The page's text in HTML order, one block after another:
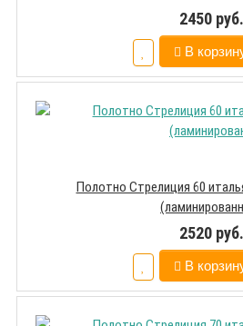
2450 руб.
В
Полотно Стрелиция 60
2520 руб.
В